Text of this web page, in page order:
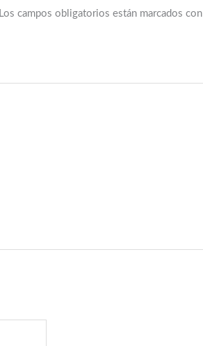
Los campos obligatorios están marcados con